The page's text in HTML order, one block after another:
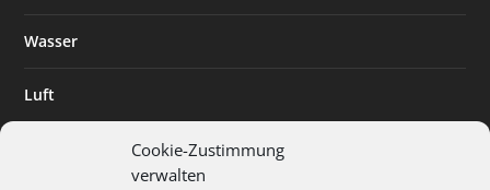
Cookie-Zustimmung
verwalten
Wasser
Luft